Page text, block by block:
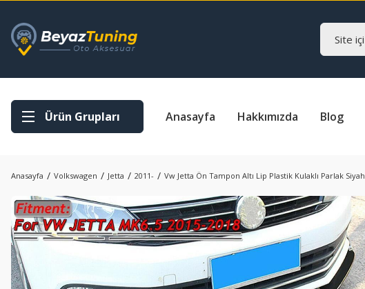
Ürün Grupları Anasayfa Hakkımızda Blog
Anasayfa Volkswagen Jetta 2011- Vw Jetta Ön Tampon Altı Lip Plastik Kulaklı Parlak Siyah